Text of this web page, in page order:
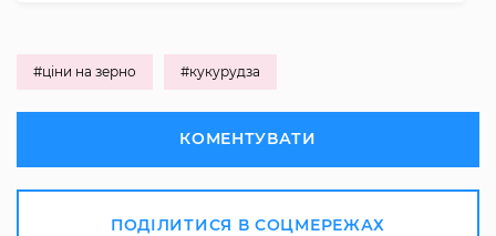
#ціни на зерно #кукурудза
КОМЕНТУВАТИ
ПОДІЛИТИСЯ В СОЦМЕРЕЖАХ